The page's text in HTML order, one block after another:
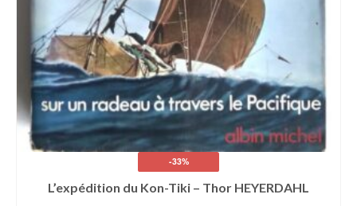
-33%
L’expédition du Kon-Tiki – Thor HEYERDAHL